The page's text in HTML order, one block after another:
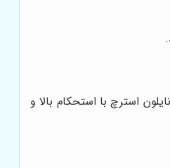
استرچ با استحکام بالا و